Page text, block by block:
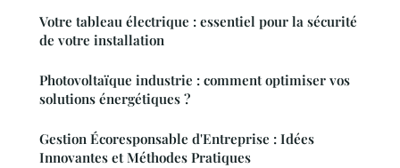
Votre tableau électrique : essentiel pour la sécurité
de votre installation
Photovoltaïque industrie : comment optimiser vos
solutions énergétiques ?
Gestion Écoresponsable d'Entreprise : Idées
Innovantes et Méthodes Pratiques